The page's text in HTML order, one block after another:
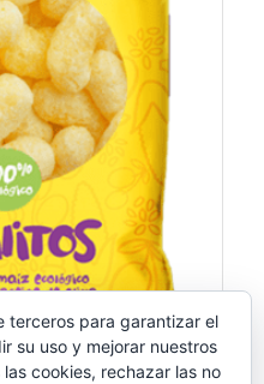
terceros para garantizar el
su uso y mejorar nuestros
cookies, rechazar las no